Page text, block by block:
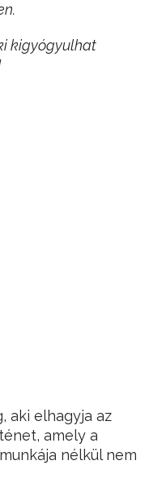
kigyógyulhat
aki elhagyja az
amely a
nélkül nem